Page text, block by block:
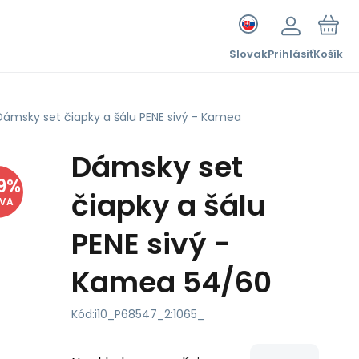
SlovakPrihlásiťKošík
set čiapky a šálu PENE sivý - Kamea
%
Dámsky set
čiapky a šálu
PENE sivý -
Kamea 54/60
Kód:i10_P68547_2:1065_